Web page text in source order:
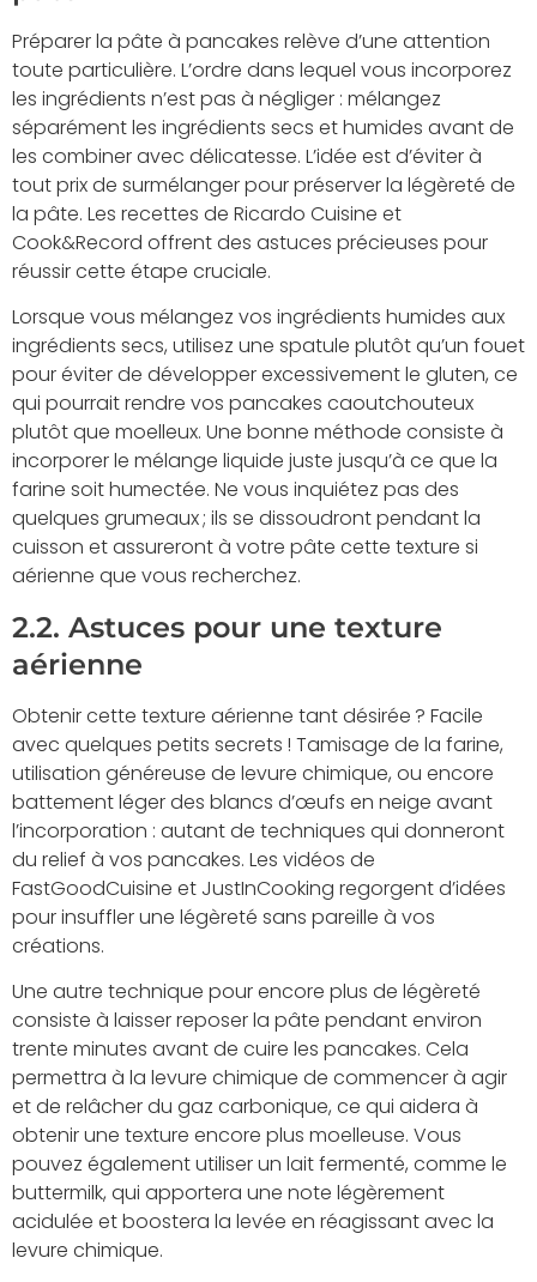
Préparer la pâte à pancakes relève d’une attention
toute particulière. L’ordre dans lequel vous incorporez
les ingrédients n’est pas à négliger : mélangez
séparément les ingrédients secs et humides avant de
les combiner avec délicatesse. L’idée est d’éviter à
tout prix de surmélanger pour préserver la légèreté de
la pâte. Les recettes de Ricardo Cuisine et
Cook&Record offrent des astuces précieuses pour
réussir cette étape cruciale.
Lorsque vous mélangez vos ingrédients humides aux
ingrédients secs, utilisez une spatule plutôt qu’un fouet
pour éviter de développer excessivement le gluten, ce
qui pourrait rendre vos pancakes caoutchouteux
plutôt que moelleux. Une bonne méthode consiste à
incorporer le mélange liquide juste jusqu’à ce que la
farine soit humectée. Ne vous inquiétez pas des
quelques grumeaux ; ils se dissoudront pendant la
cuisson et assureront à votre pâte cette texture si
aérienne que vous recherchez.
2.2. Astuces pour une texture
aérienne
Obtenir cette texture aérienne tant désirée ? Facile
avec quelques petits secrets ! Tamisage de la farine,
utilisation généreuse de levure chimique, ou encore
battement léger des blancs d’œufs en neige avant
l’incorporation : autant de techniques qui donneront
du relief à vos pancakes. Les vidéos de
FastGoodCuisine et JustInCooking regorgent d’idées
pour insuffler une légèreté sans pareille à vos
créations.
Une autre technique pour encore plus de légèreté
consiste à laisser reposer la pâte pendant environ
trente minutes avant de cuire les pancakes. Cela
permettra à la levure chimique de commencer à agir
et de relâcher du gaz carbonique, ce qui aidera à
obtenir une texture encore plus moelleuse. Vous
pouvez également utiliser un lait fermenté, comme le
buttermilk, qui apportera une note légèrement
acidulée et boostera la levée en réagissant avec la
levure chimique.